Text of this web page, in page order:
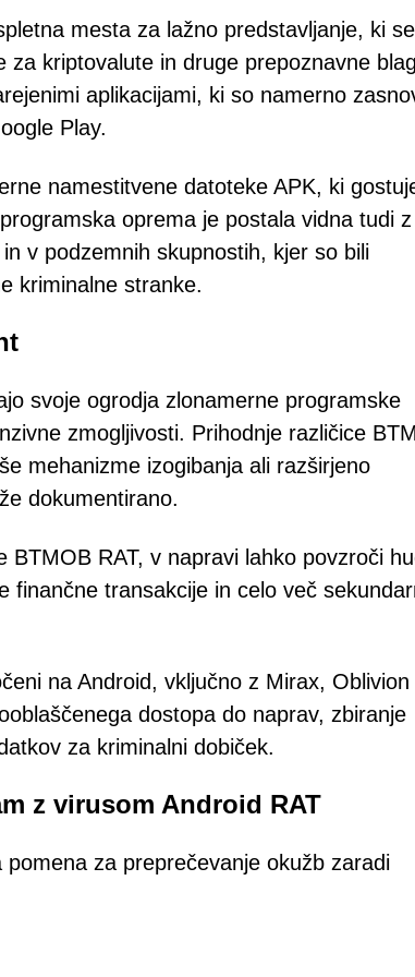
mesta za lažno predstavljanje, ki se
kriptovalute in druge prepoznavne
aplikacijami, ki so namerno
Play.
namestitvene datoteke APK, ki
oprema je postala vidna tudi z
v podzemnih skupnostih, kjer so bili
kriminalne stranke.
svoje ogrodja zlonamerne programske
zmogljivosti. Prihodnje različice
mehanizme izogibanja ali razširjeno
dokumentirano.
RAT, v napravi lahko povzroči
finančne transakcije in celo več
na Android, vključno z Mirax, Oblivion
dostopa do naprav, zbiranje
za kriminalni dobiček.
z virusom Android RAT
za preprečevanje okužb zaradi